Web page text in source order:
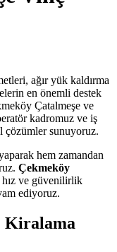
ağır yük kaldırma
en önemli destek
Çatalmeşe ve
kadromuz ve iş
çözümler sunuyoruz.
hem zamandan
Çekmeköy
ve güvenilirlik
ediyoruz.
Kiralama